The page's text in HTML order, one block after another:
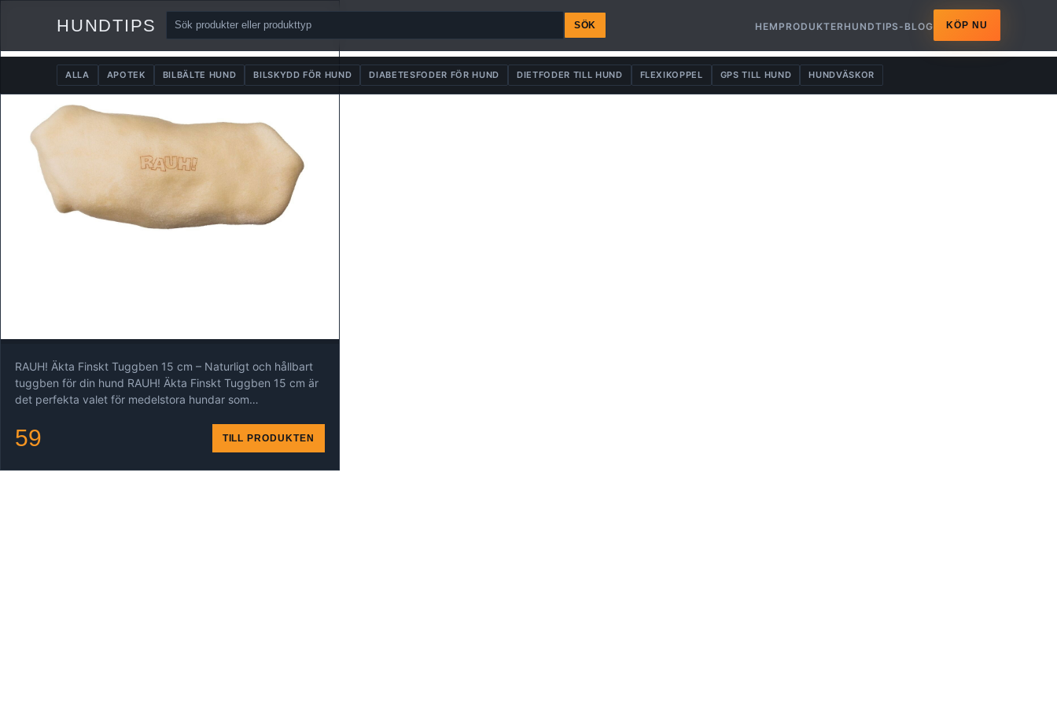
HUNDTIPS SÖK HEM PRODUKTERHUNDTIPS-BLOG KÖP NU
ALLA APOTEK BILBÄLTE HUND BILSKYDD FÖR HUND DIABETESFODER FÖR HUND DIETFODER TILL HUND FLEXIKOPPEL GPS TILL HUND HUNDVÄSKOR
RAUH! Äkta Finskt Tuggben 15 cm – Naturligt och hållbart
tuggben för din hund RAUH! Äkta Finskt Tuggben 15 cm är
det perfekta valet för medelstora hundar som…
59 TILL PRODUKTEN